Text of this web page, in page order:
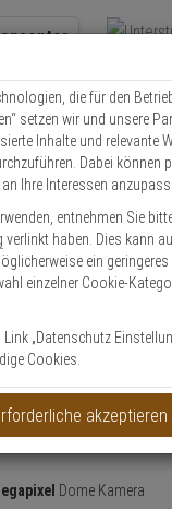
nutzen
Uhr
Einbruch
PRO-B IP-Cam 4MP
Cam 4MP
Dome Kamera
die für den
setzen wir und unsere
Inhalte und relevante
Dabei können
Ihre Interessen
entnehmen Sie
verlinkt haben. Dies kann
ein
einzelner Cookie-
„Datenschutz
Cookies.
akzeptieren